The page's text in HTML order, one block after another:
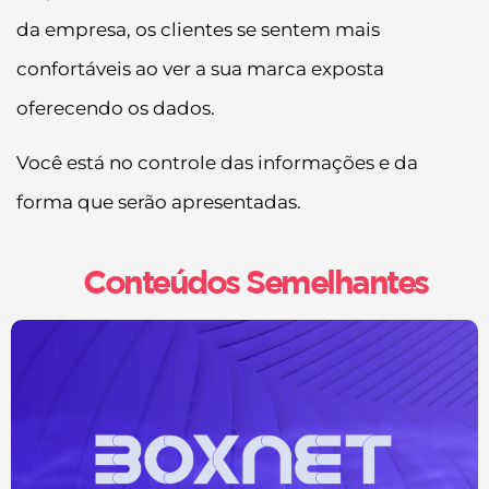
da empresa, os clientes se sentem mais
confortáveis ao ver a sua marca exposta
oferecendo os dados.
Você está no controle das informações e da
forma que serão apresentadas.
Conteúdos Semelhantes